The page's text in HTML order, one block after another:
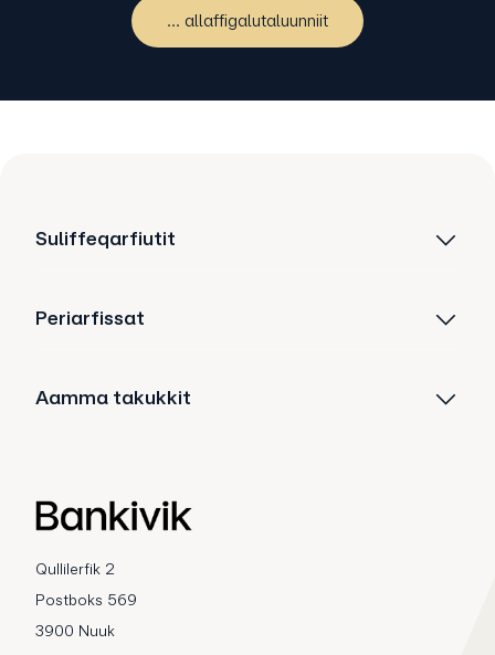
... allaffigalutaluunniit
Suliffeqarfiutit
Periarfissat
Aamma takukkit
Qullilerfik 2
Postboks 569
3900 Nuuk